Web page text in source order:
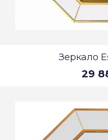
Зеркало
29